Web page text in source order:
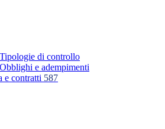
Tipologie di controllo
Obblighi e adempimenti
e contratti 587